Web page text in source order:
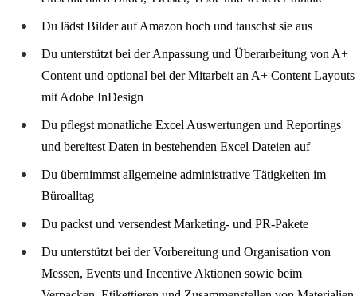
Du lädst Bilder auf Amazon hoch und tauschst sie aus
Du unterstützt bei der Anpassung und Überarbeitung von A+
Content und optional bei der Mitarbeit an A+ Content Layouts
mit Adobe InDesign
Du pflegst monatliche Excel Auswertungen und Reportings
und bereitest Daten in bestehenden Excel Dateien auf
Du übernimmst allgemeine administrative Tätigkeiten im
Büroalltag
Du packst und versendest Marketing- und PR-Pakete
Du unterstützt bei der Vorbereitung und Organisation von
Messen, Events und Incentive Aktionen sowie beim